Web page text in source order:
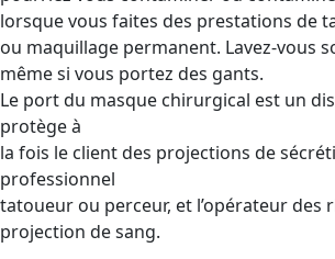
lorsque vous faites des prestations de
ou maquillage permanent. Lavez-vous
même si vous portez des gants.
Le port du masque chirurgical est un
protège à
la fois le client des projections de
professionnel
tatoueur ou perceur, et l’opérateur des
projection de sang.